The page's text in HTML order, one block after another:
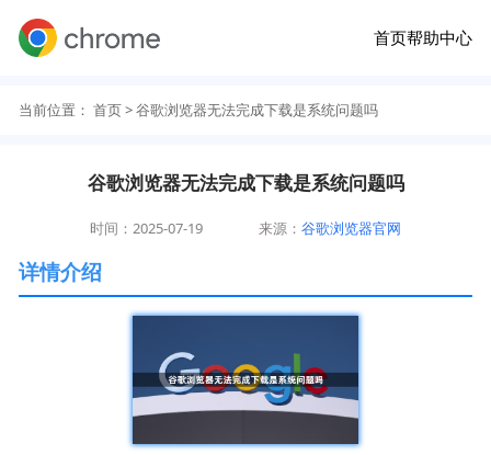
首页帮助中心
当前位置： 首页> 谷歌浏览器无法完成下载是系统问题吗
谷歌浏览器无法完成下载是系统问题吗
时间：2025-07-19 来源：谷歌浏览器官网
详情介绍